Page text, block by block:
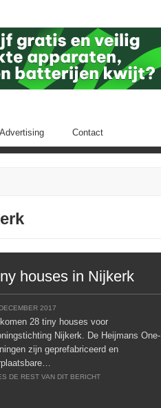
Contact
houses in Nijkerk
2017
28 tiny houses voor
Nijkerk. De Heijmans One-
zijn geprefabriceerd en
DE REST VAN DIT BERICHT